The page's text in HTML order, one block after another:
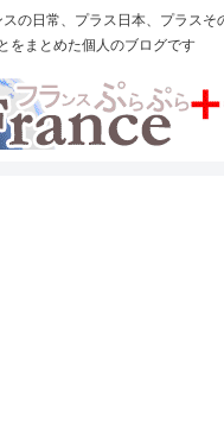
スの日常、プラス日本、プラスそ
をまとめた個人のブログです